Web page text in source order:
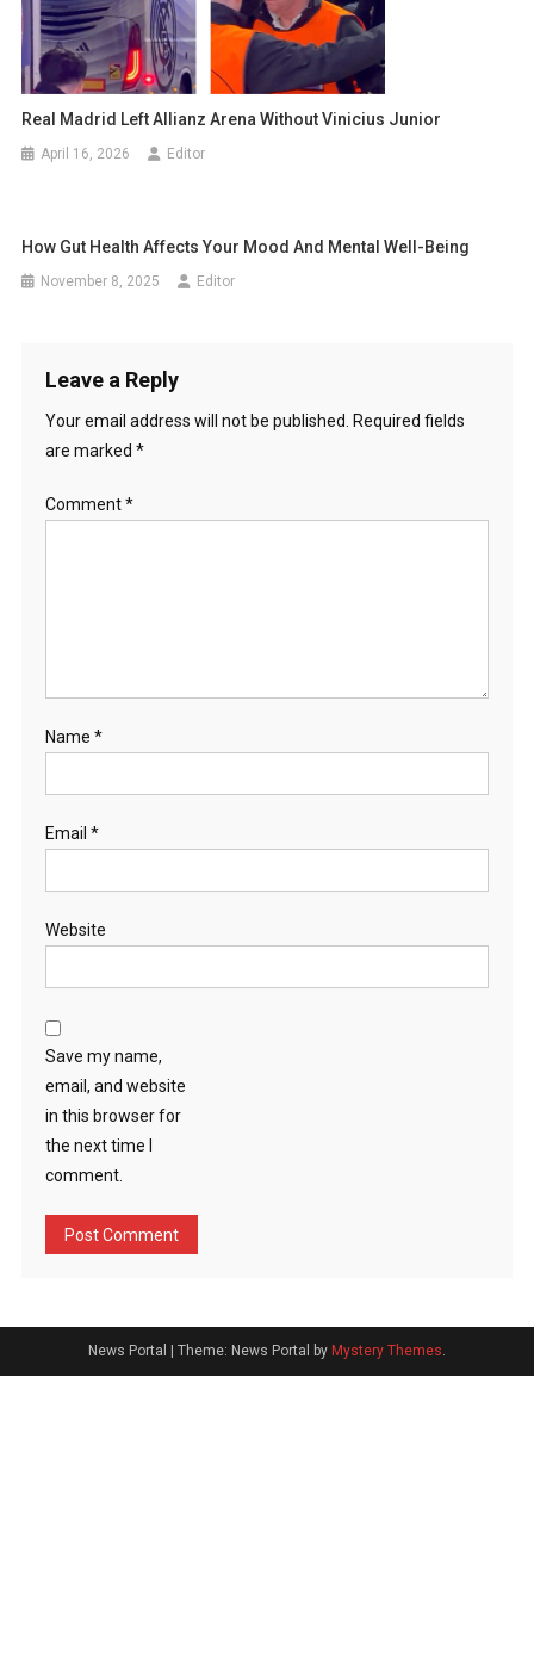
Real Madrid Left Allianz Arena Without Vinicius Junior
April 16, 2026 Editor
How Gut Health Affects Your Mood And Mental Well-Being
November 8, 2025 Editor
Leave a Reply
Your email address will not be published.
Required fields
are marked *
Comment*
Name *
Email *
Website
Save my name,
email, and website
in this browser for
the next time I
comment.
News Portal Theme: News Portal by Mystery Themes.